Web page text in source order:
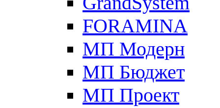
FORAMINA
МП Модерн
МП Бюджет
МП Проект